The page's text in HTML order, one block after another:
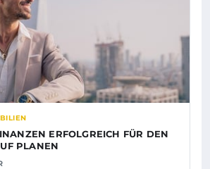
ERFOLGREICH FÜR DEN
PLANEN